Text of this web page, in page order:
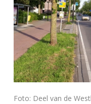
Foto: Deel van de